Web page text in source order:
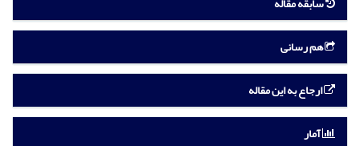
هم رسانی
ارجاع به این مقاله
آمار